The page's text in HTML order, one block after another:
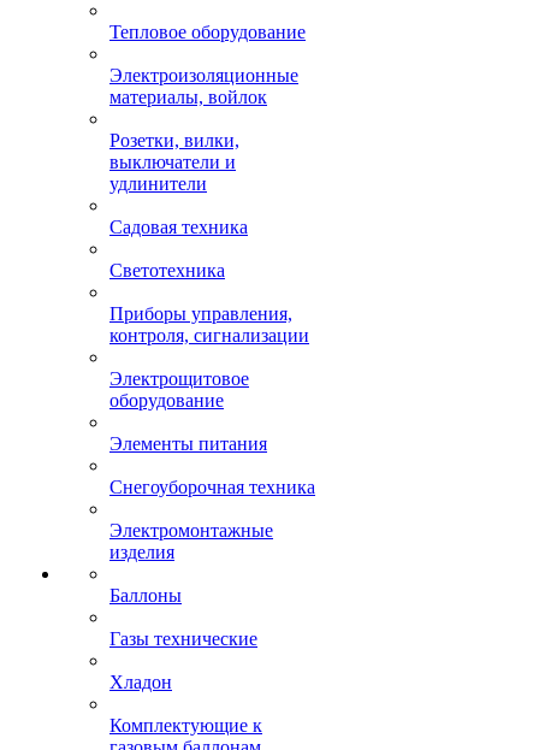
Тепловое оборудование
Электроизоляционные
материалы, войлок
Розетки, вилки,
выключатели и
удлинители
Садовая техника
Светотехника
Приборы управления,
контроля, сигнализации
Электрощитовое
оборудование
Элементы питания
Снегоуборочная техника
Электромонтажные
изделия
Баллоны
Газы технические
Хладон
Комплектующие к